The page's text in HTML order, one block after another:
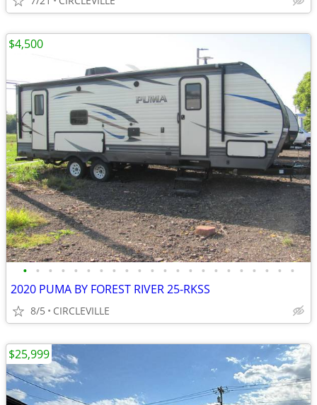
• • • • • • • • • • • • • • • • • • • • • •
2020 PUMA BY FOREST RIVER 25-RKSS
8/5 CIRCLEVILLE
$4,500
$25,999